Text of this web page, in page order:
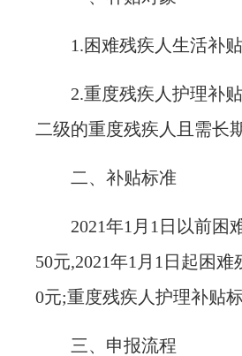
1.困难残疾人生活补
2.重度残疾人护理补
二级的重度残疾人且需长
二、补贴标准
2021年1 月 1 日以前困
50元,2021年1 月 1 日起困难
0元;重度残疾人护理补贴
三、申报流程